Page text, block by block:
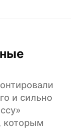
и сильно
которым